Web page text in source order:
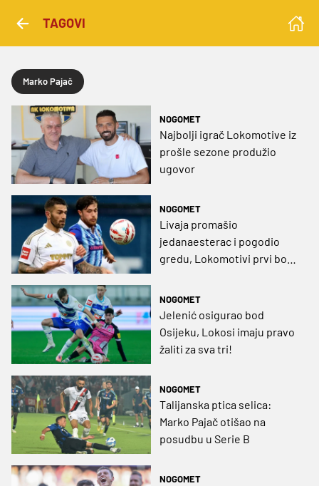
TAGOVI
Marko Pajač
NOGOMET
Najbolji igrač Lokomotive iz
prošle sezone produžio
ugovor
NOGOMET
Livaja promašio
jedanaesterac i pogodio
gredu, Lokomotivi prvi bod
NOGOMET
Jelenić osigurao bod
Osijeku, Lokosi imaju pravo
žaliti za sva tri!
NOGOMET
Talijanska ptica selica:
Marko Pajač otišao na
posudbu u Serie B
NOGOMET